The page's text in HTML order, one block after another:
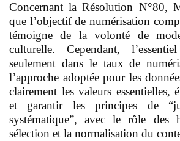
Concernant la Résolution N°80,
que l’objectif de numérisation
témoigne de la volonté de
culturelle. Cependant,
seulement dans le taux de
l’approche adoptée pour les
clairement les valeurs essentielles,
et garantir les principes de
systématique”, avec le rôle des
sélection et la normalisation du